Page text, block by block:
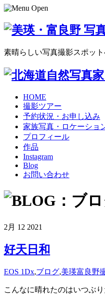
素晴らしい写真撮影スポッ
HOME
撮影ツアー
予約状況・お申し込み
家族写真・ロケーショ
プロフィール
作品
Instagram
Blog
お問い合わせ
2月 12 2021
好天日和
EOS 1Dx,ブログ,美瑛富良野
こんなに晴れたのはいつぶ